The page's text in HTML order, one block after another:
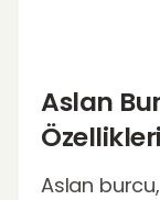
Aslan
Özellikleri
Aslan